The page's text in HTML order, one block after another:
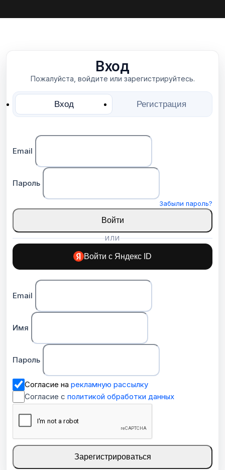
Вход
Пожалуйста, войдите или зарегистрируйтесь.
Вход Регистрация
Email
Пароль
Забыли пароль?
Войти
ИЛИ
Войти с Яндекс ID
Email
Имя
Пароль
Согласие на рекламную рассылку
Согласие с политикой обработки данных
Зарегистрироваться